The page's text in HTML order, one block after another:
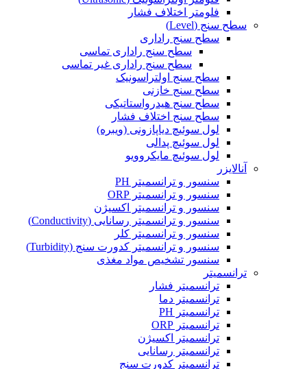
فلومتر اختلاف فشار
سطح سنج (Level)
سطح سنج راداری
سطح سنج راداری تماسی
سطح سنج راداری غیر تماسی
سطح سنج اولتراسونیک
سطح سنج خازنی
سطح سنج هیدرواستاتیکی
سطح سنج اختلاف فشار
لول سوئیچ دیاپازونی (ویبره)
لول سوئیچ پدالی
لول سوئیچ مایکروویو
آنالایزر
سنسور و ترانسمیتر PH
سنسور و ترانسمیتر ORP
سنسور و ترانسمیتر اکسیژن
سنسور و ترانسمیتر رسانایی (Conductivity)
سنسور و ترانسمیتر کلر
سنسور و ترانسمیتر کدورت سنج (Turbidity)
سنسور تشخیص مواد مغذی
ترانسمیتر
ترانسمیتر فشار
ترانسمیتر دما
ترانسمیتر PH
ترانسمیتر ORP
ترانسمیتر اکسیژن
ترانسمیتر رسانایی
ترانسمیتر کدورت سنج